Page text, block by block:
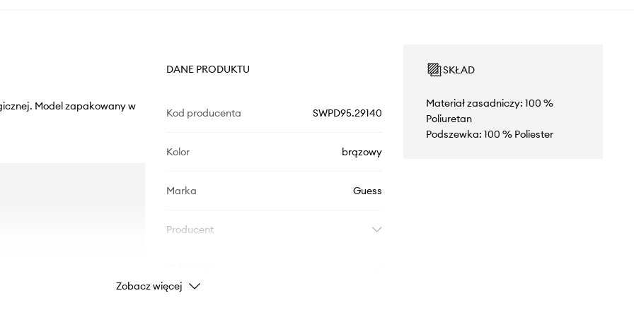
Model zapakowany w
DANE PRODUKTU
Kod producenta SWPD95.29140
Kolor brązowy
Marka Guess
Producent
SKŁAD
Materiał zasadniczy: 100 %
Poliuretan
Podszewka: 100 % Poliester
Zobacz więcej